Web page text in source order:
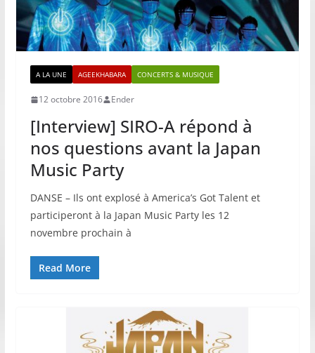
A LA UNE AGEEKHABARA CONCERTS & MUSIQUE
12 octobre 2016 Ender
[Interview] SIRO-A répond à
nos questions avant la Japan
Music Party
DANSE – Ils ont explosé à America’s Got Talent et
participeront à la Japan Music Party les 12
novembre prochain à
Read More